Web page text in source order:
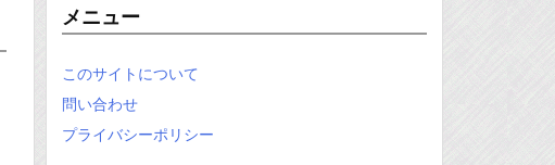
メニュー
このサイトについて
問い合わせ
プライバシーポリシー